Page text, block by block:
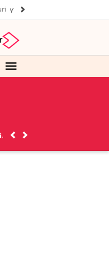
y Tom Cruise